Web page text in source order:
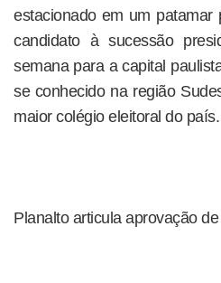
estacionado em um
candidato à sucessão
semana para a capital
se conhecido na região
maior colégio eleitoral do país.
Planalto articula aprovação